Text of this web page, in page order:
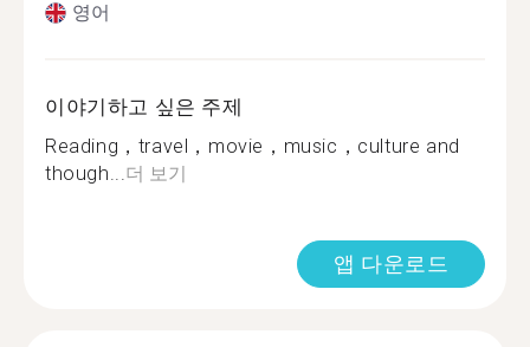
영어
이야기하고 싶은 주제
Reading，travel，movie，music，culture and
though...더 보기
앱 다운로드